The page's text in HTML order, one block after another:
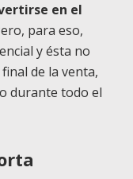
en el
para eso,
y ésta no
de la venta,
durante todo el